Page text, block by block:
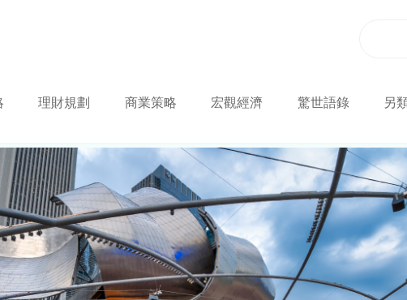
理財規劃 商業策略 宏觀經濟 驚世語錄 另